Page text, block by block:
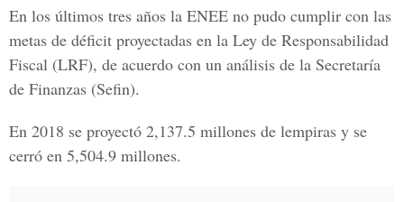
En los últimos tres años la ENEE no pudo cumplir con las
metas de déficit proyectadas en la Ley de Responsabilidad
Fiscal (LRF), de acuerdo con un análisis de la Secretaría
de Finanzas (Sefin).
En 2018 se proyectó 2,137.5 millones de lempiras y se
cerró en 5,504.9 millones.